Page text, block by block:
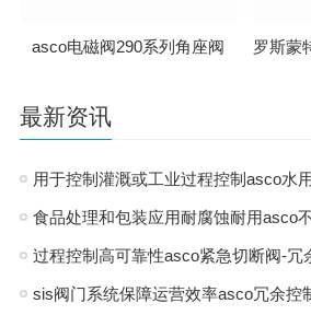
asco电磁阀290系列角座阀
最新资讯